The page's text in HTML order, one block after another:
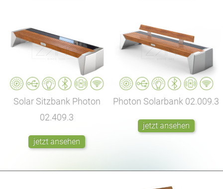
Solar Sitzbank Photon
02.409.3
jetzt ansehen
Photon Solarbank 02.009.3
jetzt ansehen